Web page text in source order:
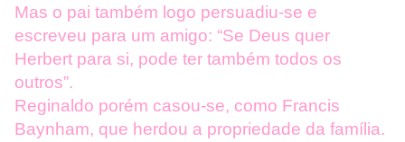
Mas o pai também logo persuadiu-se e
escreveu para um amigo: “Se Deus quer
Herbert para si, pode ter também todos os
outros”.
Reginaldo porém casou-se, como Francis
Baynham, que herdou a propriedade da família.